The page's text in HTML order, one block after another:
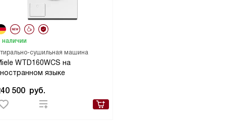
сушильная машина
WTD160WCS на
языке
наличии
500 руб.